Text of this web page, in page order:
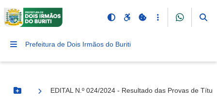
Prefeitura de Dois Irmãos do Buriti
Botão Menu
EDITAL N.º 024/2024 - Resultado das Provas de